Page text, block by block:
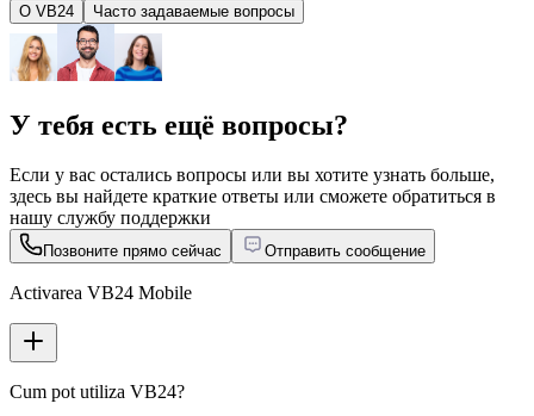
О VB24
Часто задаваемые вопросы
У тебя есть ещё вопросы?
Если у вас остались вопросы или вы хотите узнать больше,
здесь вы найдете краткие ответы или сможете обратиться в
нашу службу поддержки
Позвоните прямо сейчас Отправить сообщение
Activarea VB24 Mobile
Cum pot utiliza VB24?